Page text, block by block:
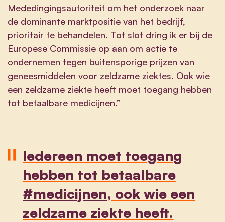
Mededingingsautoriteit om het onderzoek naar
de dominante marktpositie van het bedrijf,
prioritair te behandelen. Tot slot dring ik er bij de
Europese Commissie op aan om actie te
ondernemen tegen buitensporige prijzen van
geneesmiddelen voor zeldzame ziektes. Ook wie
een zeldzame ziekte heeft moet toegang hebben
tot betaalbare medicijnen.”
Iedereen moet toegang
hebben tot betaalbare
#medicijnen, ook wie een
zeldzame ziekte heeft.